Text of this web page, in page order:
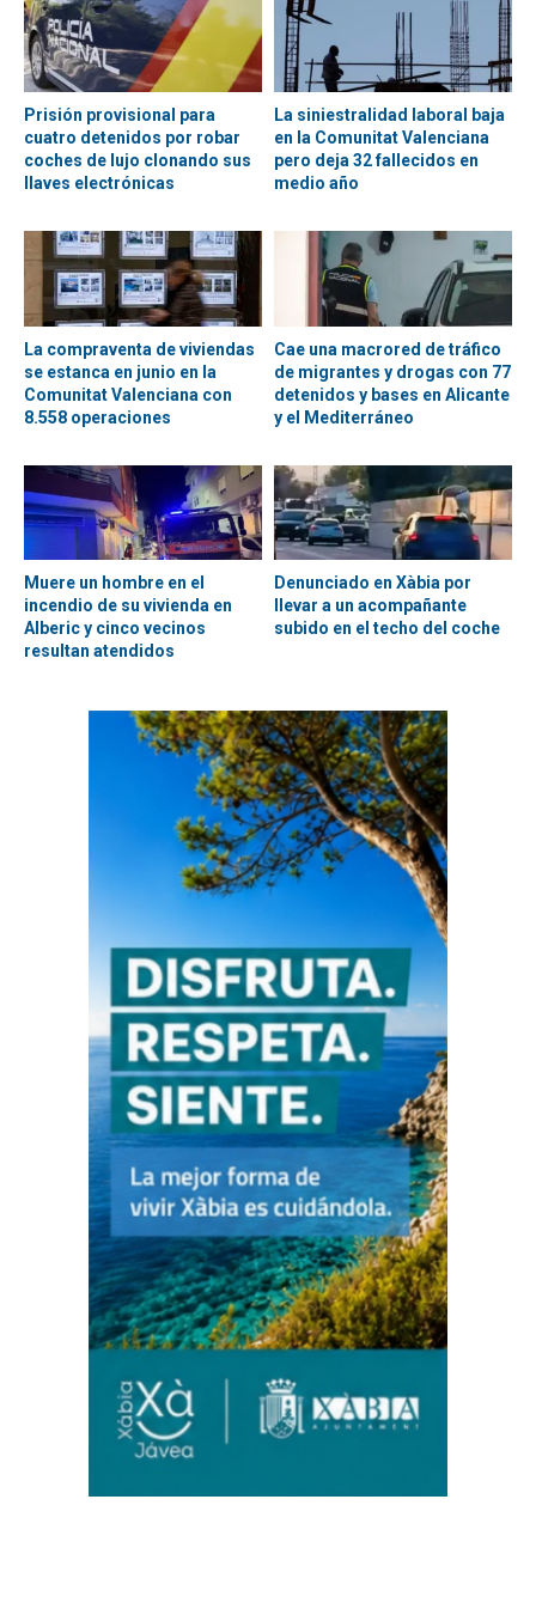
Prisión provisional para
cuatro detenidos por robar
coches de lujo clonando sus
llaves electrónicas
La siniestralidad laboral baja
en la Comunitat Valenciana
pero deja 32 fallecidos en
medio año
La compraventa de viviendas
se estanca en junio en la
Comunitat Valenciana con
8.558 operaciones
Cae una macrored de tráfico
de migrantes y drogas con 77
detenidos y bases en Alicante
y el Mediterráneo
Muere un hombre en el
incendio de su vivienda en
Alberic y cinco vecinos
resultan atendidos
Denunciado en Xàbia por
llevar a un acompañante
subido en el techo del coche